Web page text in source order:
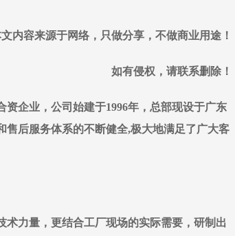
内容来源于网络，只做分享，不做商业用途！
如有侵权，请联系删除！
企业，公司始建于1996年，总部现设于广东
后服务体系的不断健全,极大地满足了广大客
力量，更结合工厂现场的实际需要，研制出